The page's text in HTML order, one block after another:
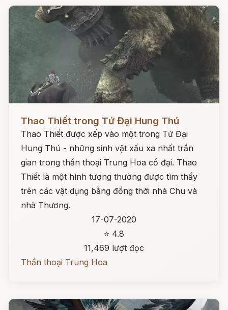
Thao Thiết trong Tứ Đại Hung Thú
Thao Thiết được xếp vào một trong Tứ Đại
Hung Thú - những sinh vật xấu xa nhất trần
gian trong thần thoại Trung Hoa cổ đại. Thao
Thiết là một hình tượng thường được tìm thấy
trên các vật dụng bằng đồng thời nhà Chu và
nhà Thương.
17-07-2020
⭐ 4.8
11,469 lượt đọc
Thần thoại Trung Hoa